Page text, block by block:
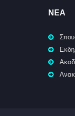
ΝΈΑ